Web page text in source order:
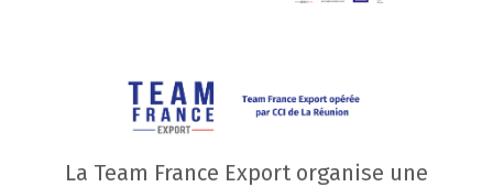
La Team France Export organise une